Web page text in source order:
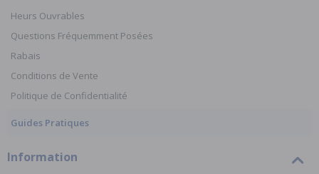
Heurs Ouvrables
Questions Fréquemment Posées
Rabais
Conditions de Vente
Politique de Confidentialité
Guides Pratiques
Information